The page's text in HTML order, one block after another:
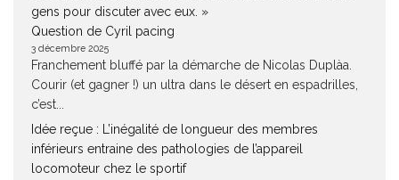
gens pour discuter avec eux. »
Question de Cyril pacing
3 décembre 2025
Franchement bluffé par la démarche de Nicolas Duplàa.
Courir (et gagner !) un ultra dans le désert en espadrilles,
c’est...
Idée reçue : L’inégalité de longueur des membres
inférieurs entraine des pathologies de l’appareil
locomoteur chez le sportif